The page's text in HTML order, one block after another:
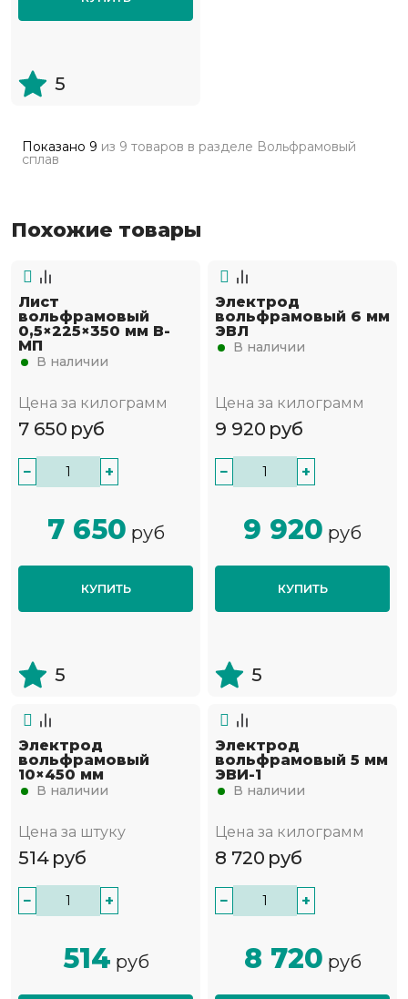
5
Показано 9 из 9 товаров в разделе Вольфрамовый
сплав
Похожие товары
Лист
вольфрамовый
0,5×225×350 мм В-
МП
В наличии
Цена за килограмм
7 650 руб
− +
7 650 руб
КУПИТЬ
5
Электрод
вольфрамовый 6 мм
ЭВЛ
В наличии
Цена за килограмм
9 920 руб
− +
9 920 руб
КУПИТЬ
5
Электрод
вольфрамовый
10×450 мм
В наличии
Цена за штуку
514 руб
− +
514 руб
Электрод
вольфрамовый 5 мм
ЭВИ-1
В наличии
Цена за килограмм
8 720 руб
− +
8 720 руб